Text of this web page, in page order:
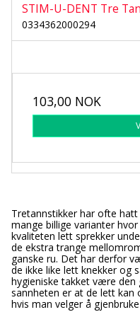
STIM-U-DENT Tre
0334362000294
103,00 NOK
Tretannstikker har ofte
mange billige varianter
kvaliteten lett sprekker
de ekstra trange
ganske ru. Det har derfor
de ikke like lett knekker
hygieniske takket være
sannheten er at de lett kan
hvis man velger å